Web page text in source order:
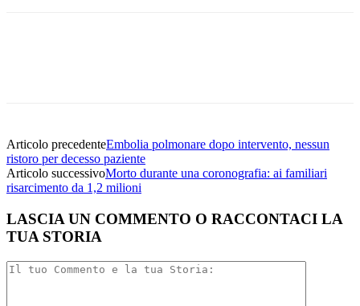
Articolo precedenteEmbolia polmonare dopo intervento, nessun
ristoro per decesso paziente
Articolo successivoMorto durante una coronografia: ai familiari
risarcimento da 1,2 milioni
LASCIA UN COMMENTO O RACCONTACI LA
TUA STORIA